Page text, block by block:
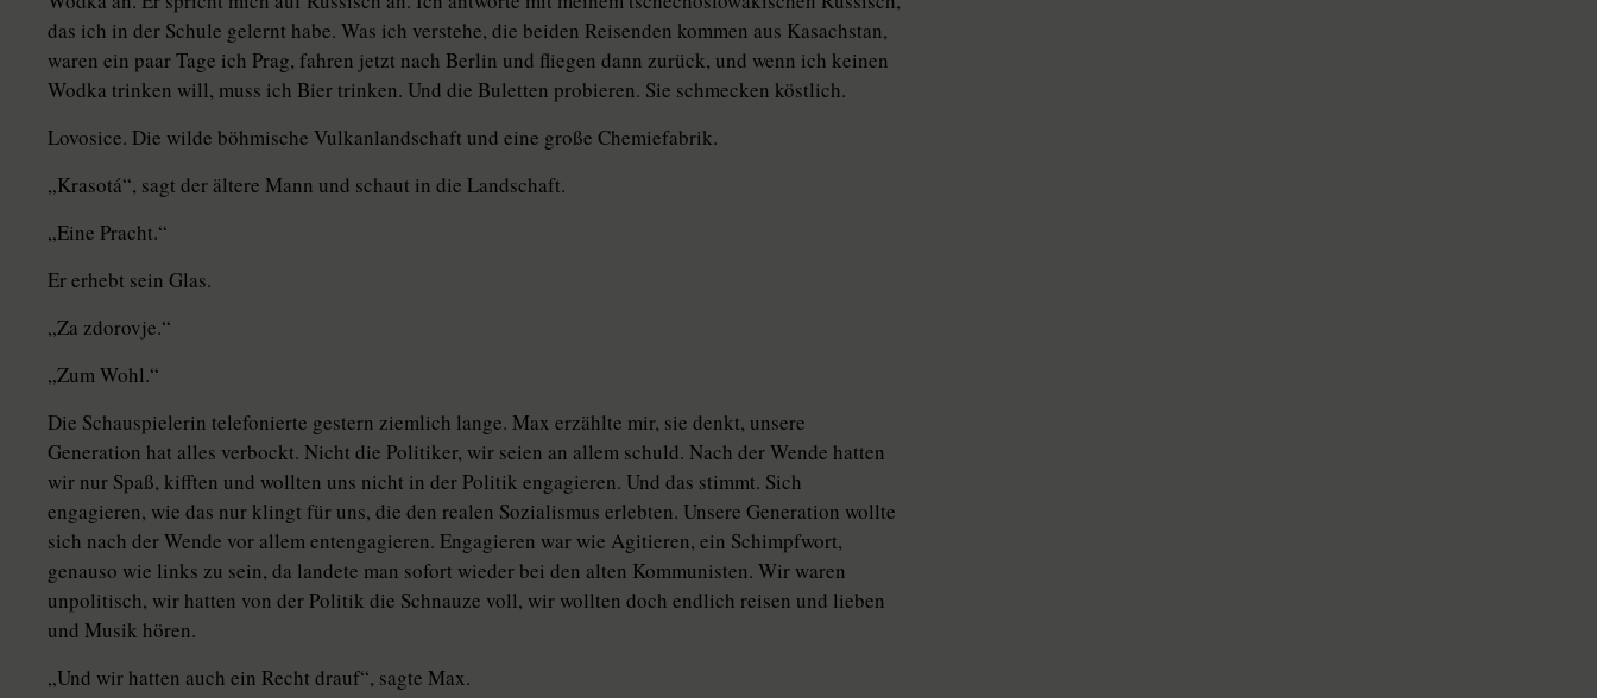
das ich in der Schule gelernt habe. Was ich verstehe, die beiden Reisenden kommen aus Kasachstan,
waren ein paar Tage ich Prag, fahren jetzt nach Berlin und fliegen dann zurück, und wenn ich keinen
Wodka trinken will, muss ich Bier trinken. Und die Buletten probieren. Sie schmecken köstlich.
Lovosice. Die wilde böhmische Vulkanlandschaft und eine große Chemiefabrik.
„Krasotá“, sagt der ältere Mann und schaut in die Landschaft.
„Eine Pracht.“
Er erhebt sein Glas.
„Za zdorovje.“
„Zum Wohl.“
Die Schauspielerin telefonierte gestern ziemlich lange. Max erzählte mir, sie denkt, unsere
Generation hat alles verbockt. Nicht die Politiker, wir seien an allem schuld. Nach der Wende hatten
wir nur Spaß, kifften und wollten uns nicht in der Politik engagieren. Und das stimmt. Sich
engagieren, wie das nur klingt für uns, die den realen Sozialismus erlebten. Unsere Generation wollte
sich nach der Wende vor allem entengagieren. Engagieren war wie Agitieren, ein Schimpfwort,
genauso wie links zu sein, da landete man sofort wieder bei den alten Kommunisten. Wir waren
unpolitisch, wir hatten von der Politik die Schnauze voll, wir wollten doch endlich reisen und lieben
und Musik hören.
„Und wir hatten auch ein Recht drauf“, sagte Max.